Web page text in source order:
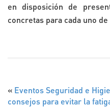
en disposición de
concretas para cada uno
« Eventos Seguridad e
consejos para evitar la